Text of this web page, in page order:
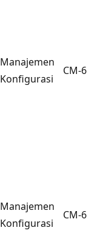
Manajemen
Konfigurasi
CM-6
Manajemen
Konfigurasi
CM-6